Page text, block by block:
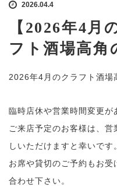
2026.04.4
【2026年4月
フト酒場高角
2026年4月のクラフト酒場
臨時店休や営業時間変更が
ご来店予定のお客様は、
しいただけますと幸いです。
お席や貸切のご予約もお
合わせ下さい。